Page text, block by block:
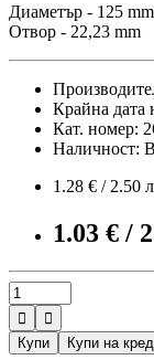
Диаметър - 125 mm
Отвор - 22,23 mm
Крайна дата
Кат. номер:
Наличност:
1.28 € / 2.50
1.03 € /


Купи
Купи на